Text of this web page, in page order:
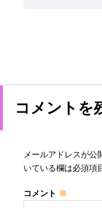
コメントを
メールアドレスが公
いている欄は必須項
コメント ※